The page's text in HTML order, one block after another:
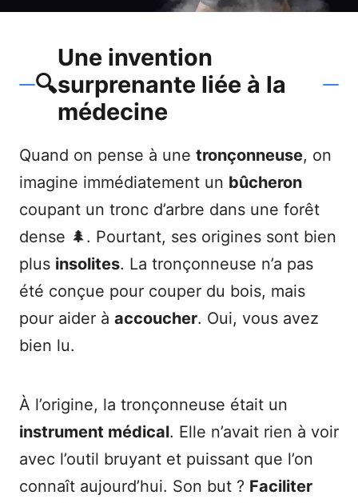
🔍
Une invention
surprenante liée à la
médecine
Quand on pense à une tronçonneuse, on
imagine immédiatement un bûcheron
coupant un tronc d’arbre dans une forêt
dense 🌲. Pourtant, ses origines sont bien
plus insolites. La tronçonneuse n’a pas
été conçue pour couper du bois, mais
pour aider à accoucher. Oui, vous avez
bien lu.
À l’origine, la tronçonneuse était un
instrument médical. Elle n’avait rien à voir
avec l’outil bruyant et puissant que l’on
connaît aujourd’hui. Son but ? Faciliter